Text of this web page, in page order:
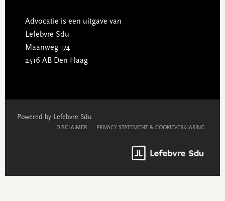
Advocatie is een uitgave van
Lefebvre Sdu
Maanweg 174
2516 AB Den Haag
Powered by Lefebvre Sdu
DISCLAIMER PRIVACY STATEMENT & COOKIEVERKLARING